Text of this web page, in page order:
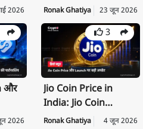
2026
License क्यों है बड़ी
उपलब्धि
Ronak Ghatiya 23 जून 2026
और
2026
3
Jio Coin Price in
India: Jio Coin
Launch Date, Price
Ronak Ghatiya 4 जून 2026